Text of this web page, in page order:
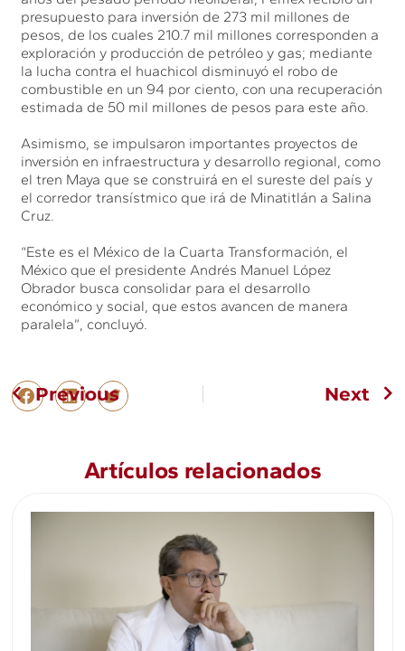
presupuesto para inversión de 273 mil millones de
pesos, de los cuales 210.7 mil millones corresponden a
exploración y producción de petróleo y gas; mediante
la lucha contra el huachicol disminuyó el robo de
combustible en un 94 por ciento, con una recuperación
estimada de 50 mil millones de pesos para este año.
Asimismo, se impulsaron importantes proyectos de
inversión en infraestructura y desarrollo regional, como
el tren Maya que se construirá en el sureste del país y
el corredor transístmico que irá de Minatitlán a Salina
Cruz.
“Este es el México de la Cuarta Transformación, el
México que el presidente Andrés Manuel López
Obrador busca consolidar para el desarrollo
económico y social, que estos avancen de manera
paralela”, concluyó.
Previous Next
Artículos relacionados